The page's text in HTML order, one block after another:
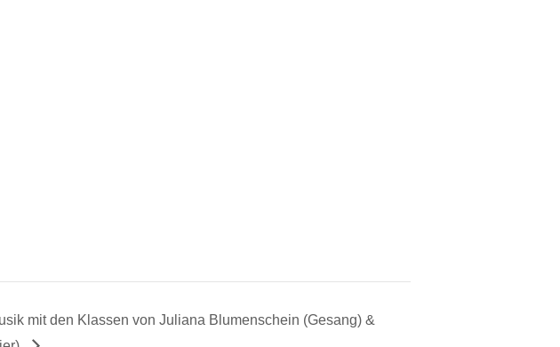
mit den Klassen von Juliana Blumenschein (Gesang) &